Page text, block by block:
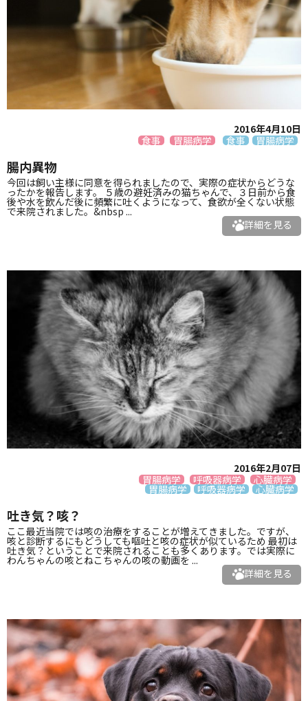
2016年4月10日
食事
胃腸病学 食事 胃腸病学
腸内異物
今回は飼い主様に同意を得られましたので、実際の症状からどうな
ったかを報告します。 ５歳の避妊済みの猫ちゃんで、３日前から食
後や水を飲んだ後に頻繁に吐くようになって、食欲が全くない状態
で来院されました。&nbsp ...
詳細を見る
2016年2月07日
胃腸病学
呼吸器病学 心臓病学
胃腸病学 呼吸器病学 心臓病学
吐き気？咳？
ここ最近当院では咳の治療をすることが増えてきました。ですが、
咳と診断するにもどうしても嘔吐と咳の症状が似ているため 最初は
吐き気？ということで来院されることも多くあります。では実際に
わんちゃんの咳とねこちゃんの咳の動画を ...
詳細を見る